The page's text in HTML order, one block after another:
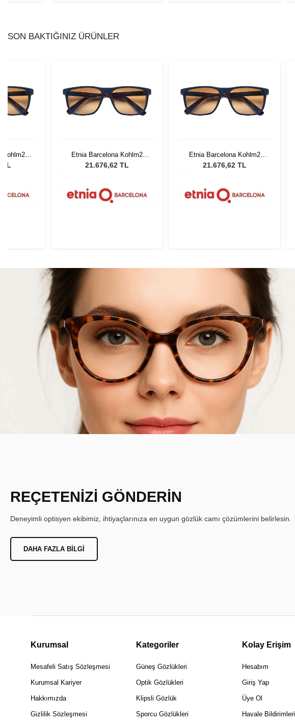
SON BAKTIĞINIZ ÜRÜNLER
Kohlm2
TL
Etnia Barcelona Kohlm2
BLHV 59
21.676,62 TL
Etnia Barcelona Kohlm2
BLHV 59
21.676,62 TL
REÇETENİZİ GÖNDERİN
Deneyimli optisyen ekibimiz, ihtiyaçlarınıza en uygun gözlük camı çözümlerini belirlesin.
DAHA FAZLA BILGI
Kurumsal
Mesafeli Satış Sözleşmesi
Kurumsal Kariyer
Hakkımızda
Gizlilik Sözleşmesi
Kategoriler
Güneş Gözlükleri
Optik Gözlükleri
Klipsli Gözlük
Sporcu Gözlükleri
Kolay Erişim
Hesabım
Giriş Yap
Üye Ol
Havale Bildirimleri